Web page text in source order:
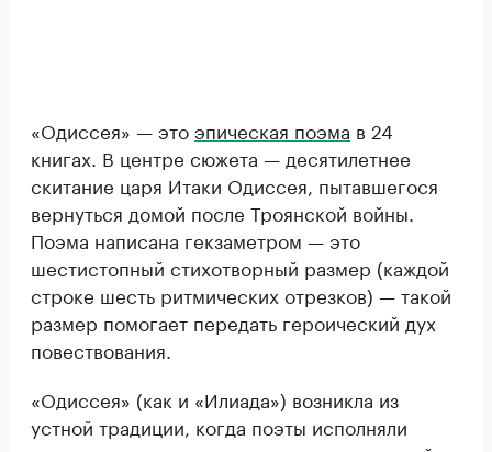
«Одиссея» — этоэпическая поэма в 24
книгах. В центре сюжета — десятилетнее
скитание царя Итаки Одиссея, пытавшегося
вернуться домой после Троянской войны.
Поэма написана гекзаметром — это
шестистопный стихотворный размер (каждой
строке шесть ритмических отрезков) — такой
размер помогает передать героический дух
повествования.
«Одиссея» (как и «Илиада») возникла из
устной традиции, когда поэты исполняли